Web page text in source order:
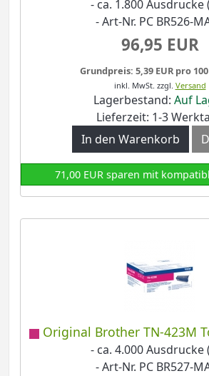
- ca. 1.800 Ausdrucke
- Art-Nr. PC BR526-
96,95 EUR
Grundpreis: 5,39 EUR pro
inkl. MwSt. zzgl. Versand
Lagerbestand: Auf
Lieferzeit: 1-3
In den Warenkorb
71,00 EUR sparen mit
Original Brother TN-423M
- ca. 4.000 Ausdrucke
- Art-Nr. PC BR527-